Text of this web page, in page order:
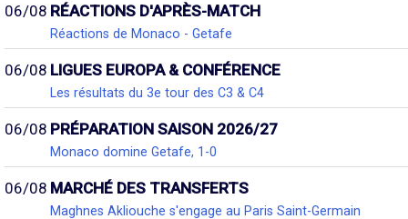
06/08 RÉACTIONS D'APRÈS-MATCH
Réactions de Monaco - Getafe
06/08 LIGUES EUROPA & CONFÉRENCE
Les résultats du 3e tour des C3 & C4
06/08 PRÉPARATION SAISON 2026/27
Monaco domine Getafe, 1-0
06/08 MARCHÉ DES TRANSFERTS
Maghnes Akliouche s'engage au Paris Saint-Germain